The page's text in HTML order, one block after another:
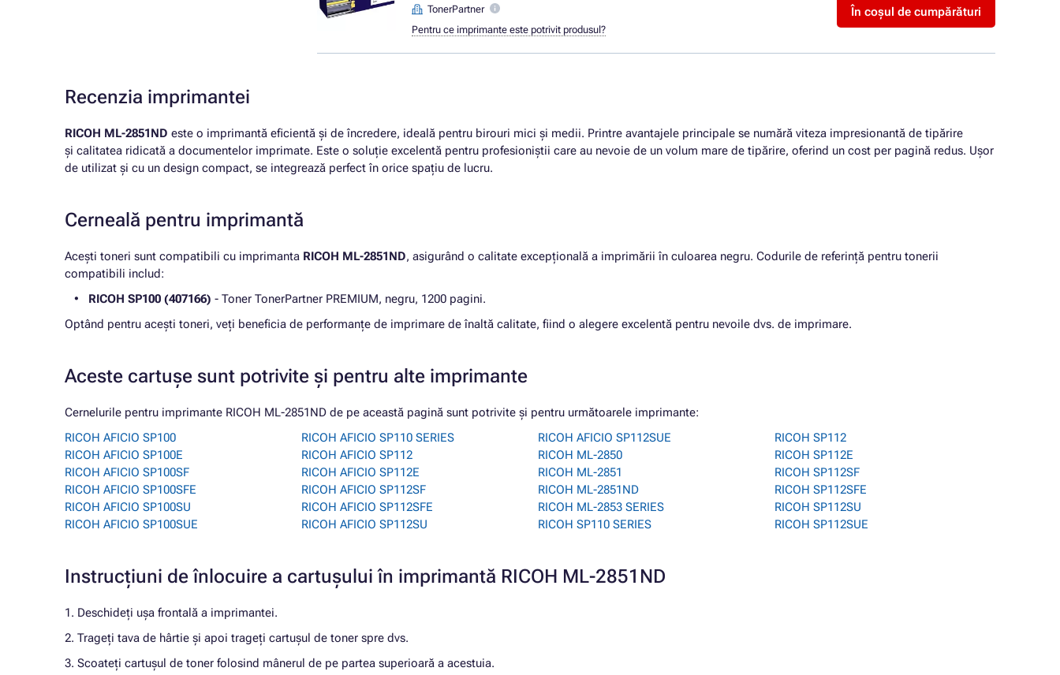
TonerPartner
În coșul de cumpărături
Pentru ce imprimante este potrivit produsul?
Recenzia imprimantei
RICOH ML-2851ND este o imprimantă eficientă și de încredere, ideală pentru birouri mici și medii. Printre avantajele principale se numără viteza impresionantă de tipărire
și calitatea ridicată a documentelor imprimate. Este o soluție excelentă pentru profesioniștii care au nevoie de un volum mare de tipărire, oferind un cost per pagină redus. Ușor
de utilizat și cu un design compact, se integrează perfect în orice spațiu de lucru.
Cerneală pentru imprimantă
Acești toneri sunt compatibili cu imprimanta RICOH ML-2851ND, asigurând o calitate excepțională a imprimării în culoarea negru. Codurile de referință pentru tonerii
compatibili includ:
RICOH SP100 (407166) - Toner TonerPartner PREMIUM, negru, 1200 pagini.
Optând pentru acești toneri, veți beneficia de performanțe de imprimare de înaltă calitate, fiind o alegere excelentă pentru nevoile dvs. de imprimare.
Aceste cartușe sunt potrivite și pentru alte imprimante
Cernelurile pentru imprimante RICOH ML-2851ND de pe această pagină sunt potrivite și pentru următoarele imprimante:
RICOH AFICIO SP100
RICOH AFICIO SP100E
RICOH AFICIO SP100SF
RICOH AFICIO SP100SFE
RICOH AFICIO SP100SU
RICOH AFICIO SP100SUE
RICOH AFICIO SP110 SERIES
RICOH AFICIO SP112
RICOH AFICIO SP112E
RICOH AFICIO SP112SF
RICOH AFICIO SP112SFE
RICOH AFICIO SP112SU
RICOH AFICIO SP112SUE
RICOH ML-2850
RICOH ML-2851
RICOH ML-2851ND
RICOH ML-2853 SERIES
RICOH SP110 SERIES
RICOH SP112
RICOH SP112E
RICOH SP112SF
RICOH SP112SFE
RICOH SP112SU
RICOH SP112SUE
Instrucțiuni de înlocuire a cartușului în imprimantă RICOH ML-2851ND
1. Deschideți ușa frontală a imprimantei.
2. Trageți tava de hârtie și apoi trageți cartușul de toner spre dvs.
3. Scoateți cartușul de toner folosind mânerul de pe partea superioară a acestuia.